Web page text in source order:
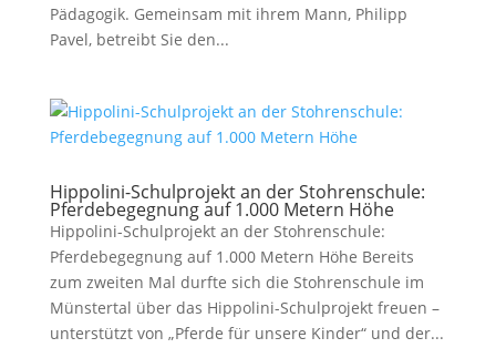
Pädagogik. Gemeinsam mit ihrem Mann, Philipp
Pavel, betreibt Sie den...
Hippolini-Schulprojekt an der Stohrenschule:
Pferdebegegnung auf 1.000 Metern Höhe
Hippolini-Schulprojekt an der Stohrenschule:
Pferdebegegnung auf 1.000 Metern Höhe Bereits
zum zweiten Mal durfte sich die Stohrenschule im
Münstertal über das Hippolini-Schulprojekt freuen –
unterstützt von „Pferde für unsere Kinder“ und der...